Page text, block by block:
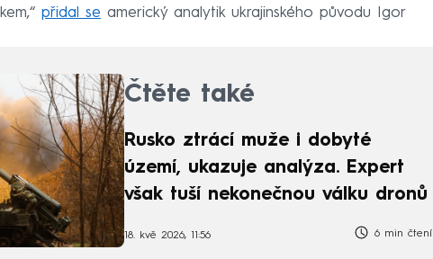
přidal se americký analytik ukrajinského původu Igor
Čtěte také
Rusko ztrácí muže i dobyté
území, ukazuje analýza. Expert
však tuší nekonečnou válku dronů
18. kvě 2026, 11:56 6 min čtení